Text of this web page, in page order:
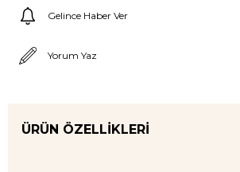
Gelince Haber Ver
Yorum Yaz
ÜRÜN ÖZELLIKLERI